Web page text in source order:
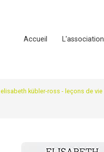
Accueil L'association
elisabeth kübler-ross - leçons de vie